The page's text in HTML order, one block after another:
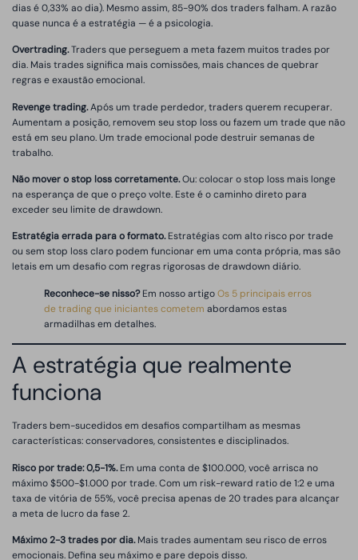
dias é 0,33% ao dia). Mesmo assim, 85-90% dos traders falham. A razão
quase nunca é a estratégia — é a psicologia.
Overtrading.Traders que perseguem a meta fazem muitos trades por
dia. Mais trades significa mais comissões, mais chances de quebrar
regras e exaustão emocional.
Revenge trading.Após um trade perdedor, traders querem recuperar.
Aumentam a posição, removem seu stop loss ou fazem um trade que não
está em seu plano. Um trade emocional pode destruir semanas de
trabalho.
Não mover o stop loss corretamente.Ou: colocar o stop loss mais longe
na esperança de que o preço volte. Este é o caminho direto para
exceder seu limite de drawdown.
Estratégia errada para o formato.Estratégias com alto risco por trade
ou sem stop loss claro podem funcionar em uma conta própria, mas são
letais em um desafio com regras rigorosas de drawdown diário.
Reconhece-se nisso?Em nosso artigoOs 5 principais erros
de trading que iniciantes cometem abordamos estas
armadilhas em detalhes.
A estratégia que realmente
funciona
Traders bem-sucedidos em desafios compartilham as mesmas
características: conservadores, consistentes e disciplinados.
Risco por trade: 0,5-1%.Em uma conta de $100.000, você arrisca no
máximo $500-$1.000 por trade. Com um risk-reward ratio de 1:2 e uma
taxa de vitória de 55%, você precisa apenas de 20 trades para alcançar
a meta de lucro da fase 2.
Máximo 2-3 trades por dia.Mais trades aumentam seu risco de erros
emocionais. Defina seu máximo e pare depois disso.